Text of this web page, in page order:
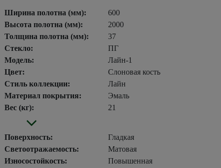
Ширина полотна (мм):
600
Высота полотна (мм):
2000
Толщина полотна (мм):
37
Стекло:
ПГ
Модель:
Лайн-1
Цвет:
Слоновая кость
Стиль коллекции:
Лайн
Материал покрытия:
Эмаль
Вес (кг):
21
Поверхность:
Гладкая
Светоотражаемость:
Матовая
Износостойкость:
Повышенная